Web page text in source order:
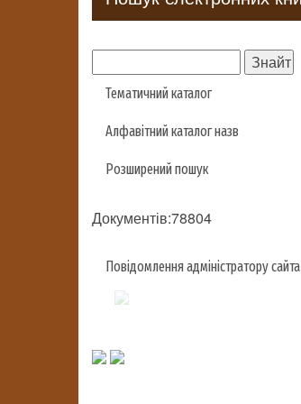
Тематичний каталог
Алфавітний каталог назв
Розширений пошук
Документів:78804
Повідомлення адміністратору сайта